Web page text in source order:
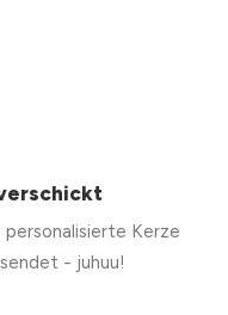
Kerze
- juhuu!